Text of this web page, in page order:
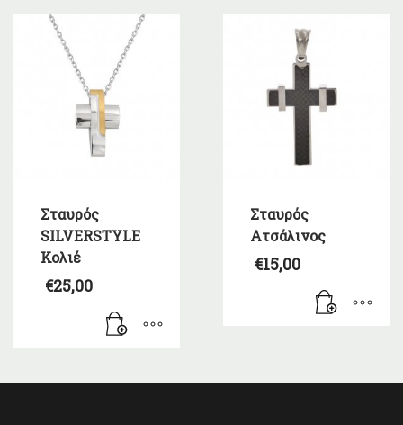
Σταυρός
SILVERSTYLE
Κολιέ
€25,00
Σταυρός
Ατσάλινος
€15,00